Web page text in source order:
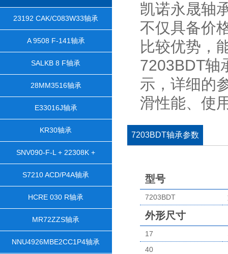
23192 CAK/C083W33轴承
A 9508 F-141轴承
SALKB 8 F轴承
28MM3516轴承
E33016J轴承
KR30轴承
SNV090-F-L + 22308K +
H2308X106 + TCV608轴承
S7210 ACD/P4A轴承
HCRE 030 R轴承
MR72ZZS轴承
NNU4926MBE2CC1P4轴承
凯诺永晟轴
不仅具备价
比较优势，
7203BDT轴
示，详细的
滑性能、使
7203BDT轴承参数
型号
7203BDT
外形尺寸
17
40